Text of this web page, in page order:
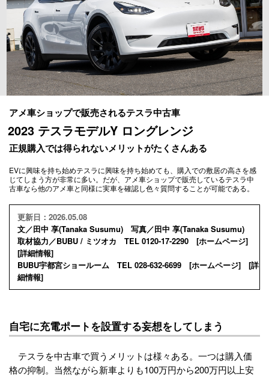
アメ車ショップで販売されるテスラ中古車
2023 テスラモデルY ロングレンジ
正規購入では得られないメリットがたくさんある
EVに興味を持ち始めテスラに興味を持ち始めても、購入での敷居の高さを感
じてしまう方が非常に多い。だが、アメ車ショップで販売しているテスラ中
古車なら他のアメ車と同様に実車を確認し色々質問することが可能である。
更新日：2026.05.08
文／田中 享(Tanaka Susumu) 写真／田中 享(Tanaka Susumu)
取材協力／BUBU / ミツオカ TEL 0120-17-2290 [ホームページ]
[詳細情報]
BUBU宇都宮ショールーム TEL 028-632-6699 [ホームページ] [詳
細情報]
自宅に充電ポートを設置する妄想をしてしまう
テスラを中古車で買うメリットは様々ある。一つは購入価
格の抑制。当然ながら新車よりも100万円から200万円以上安